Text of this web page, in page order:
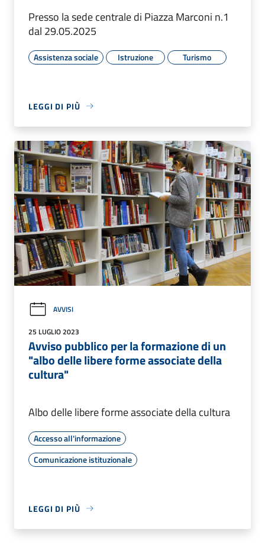
Presso la sede centrale di Piazza Marconi n.1
dal 29.05.2025
Assistenza sociale Istruzione Turismo
LEGGI DI PIÙ
AVVISI
25 LUGLIO 2023
Avviso pubblico per la formazione di un
"albo delle libere forme associate della
cultura"
Albo delle libere forme associate della cultura
Accesso all'informazione
Comunicazione istituzionale
LEGGI DI PIÙ